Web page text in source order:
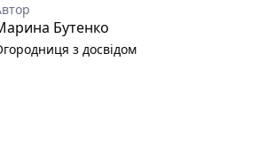
Бутенко
з досвідом